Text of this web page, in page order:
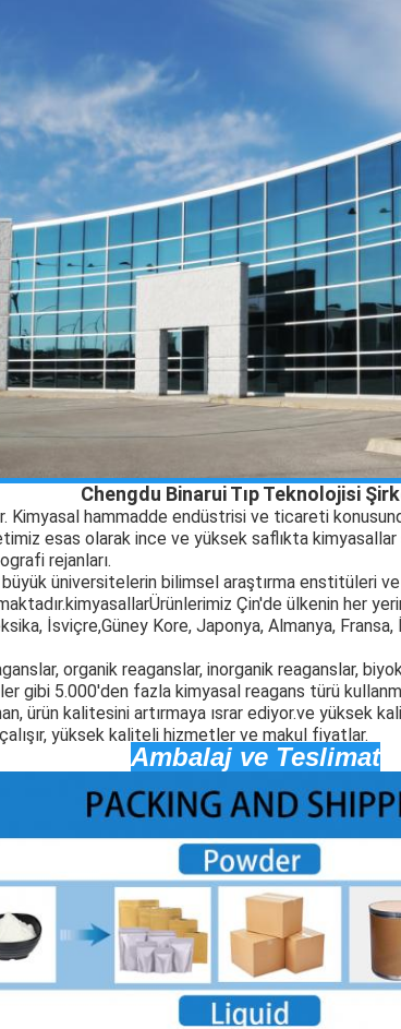
Chengdu Binarui Tıp Teknolojisi
Kimyasal hammadde endüstrisi ve ticareti
esas olarak ince ve yüksek saflıkta kimyasallar
rejanları.
üniversitelerin bilimsel araştırma enstitüleri
kimyasallarÜrünlerimiz Çin'de ülkenin her
İsviçre,Güney Kore, Japonya, Almanya,
organik reaganslar, inorganik reaganslar,
gibi 5.000'den fazla kimyasal reagans türü
ürün kalitesini artırmaya ısrar ediyor.ve yüksek
çalışır, yüksek kaliteli hizmetler ve makul fiyatlar.
Ambalaj ve Teslimat